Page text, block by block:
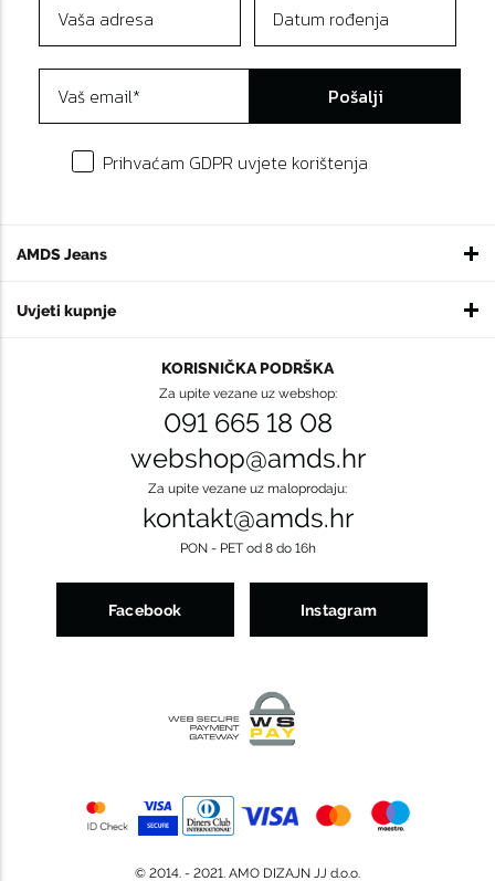
AMDS Jeans
Uvjeti kupnje
Pošalji
Prihvaćam GDPR uvjete korištenja
KORISNIČKA PODRŠKA
Za upite vezane uz webshop:
091 665 18 08
webshop@amds.hr
Za upite vezane uz maloprodaju:
kontakt@amds.hr
PON - PET od 8 do 16h
Facebook Instagram
© 2014. - 2021. AMO DIZAJN JJ d.o.o.